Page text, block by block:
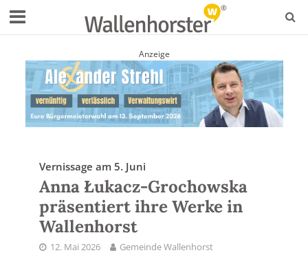
Anzeige
Vernissage am 5. Juni
Anna Łukacz-Grochowska
präsentiert ihre Werke in
Wallenhorst
12. Mai 2026
Gemeinde Wallenhorst